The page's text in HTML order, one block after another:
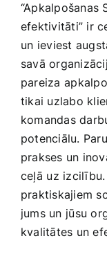
Mēbeles un
Medicīnas
Mobilie
Pakalpojumi
Pārtikas preces
“Apkalpošanas
efektivitāti” ‍ir
un⁣ ieviest
savā
pareiza
tikai uzlabo
komandas
potenciālu.
prakses un
ceļā ⁣uz
‌praktiskajiem
jums un ⁢jūsu
kvalitātes un